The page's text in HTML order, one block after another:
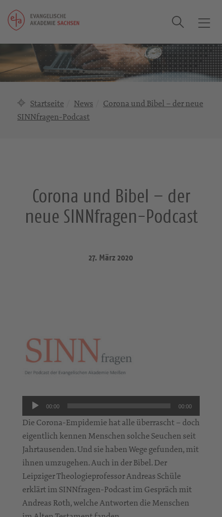
T
g
g
l
a
Suche
Startseite News
Corona und Bibel – der neue
SINNfragen-Podcast
Corona und Bibel – der
neue SINNfragen-Podcast
27. März 2020
Audio-
Player
00:00 00:00
Die Corona-Empidemie hat alle überrascht – doch
eigentlich kennen Menschen solche Seuchen seit
Jahrtausenden. Und sie haben Wege gefunden, mit
ihnen umzugehen. Auch in der Bibel. Der
Leipziger Theologieprofessor Andreas Schüle
erklärt im SINNfragen-Podcast im Gespräch mit
Andreas Roth, welche Antworten die Menschen